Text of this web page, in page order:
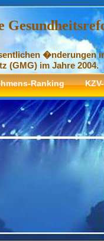
�nderungen
(GMG) im Jahre 2004.
Ranking